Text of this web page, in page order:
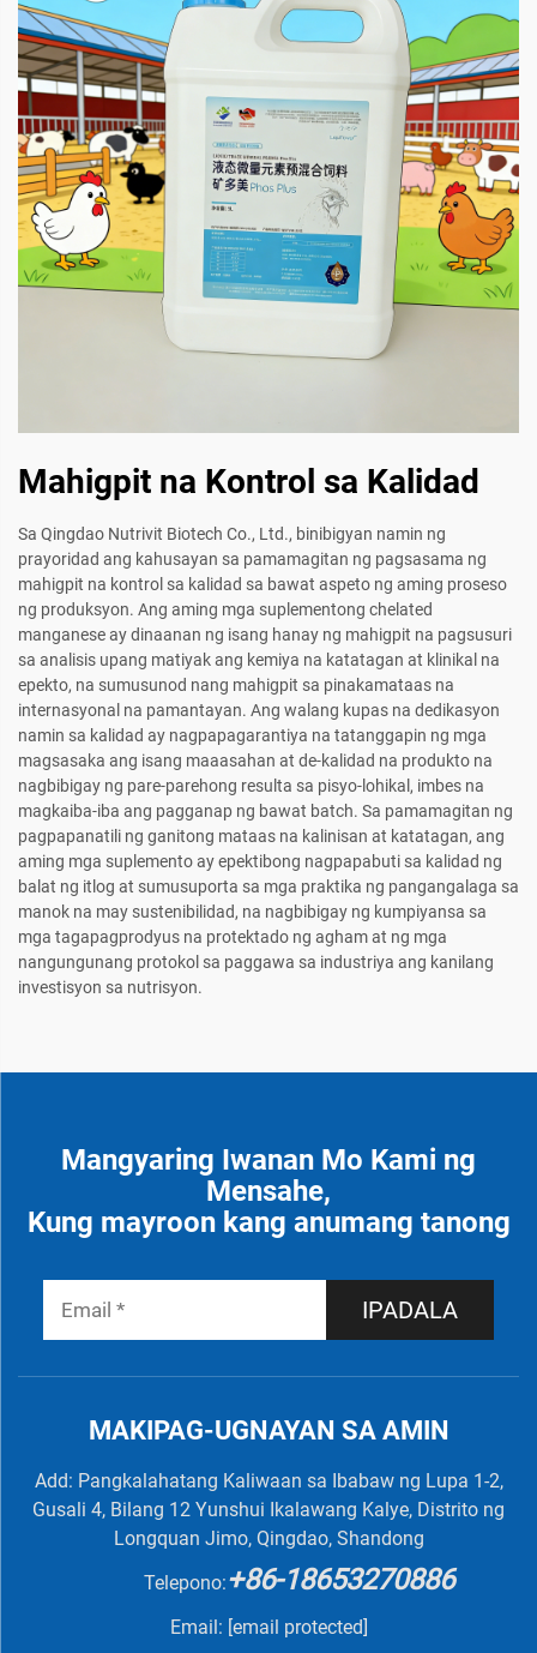
Mahigpit na Kontrol sa Kalidad
Sa Qingdao Nutrivit Biotech Co., Ltd., binibigyan namin ng
prayoridad ang kahusayan sa pamamagitan ng pagsasama ng
mahigpit na kontrol sa kalidad sa bawat aspeto ng aming proseso
ng produksyon. Ang aming mga suplementong chelated
manganese ay dinaanan ng isang hanay ng mahigpit na pagsusuri
sa analisis upang matiyak ang kemiya na katatagan at klinikal na
epekto, na sumusunod nang mahigpit sa pinakamataas na
internasyonal na pamantayan. Ang walang kupas na dedikasyon
namin sa kalidad ay nagpapagarantiya na tatanggapin ng mga
magsasaka ang isang maaasahan at de-kalidad na produkto na
nagbibigay ng pare-parehong resulta sa pisyo-lohikal, imbes na
magkaiba-iba ang pagganap ng bawat batch. Sa pamamagitan ng
pagpapanatili ng ganitong mataas na kalinisan at katatagan, ang
aming mga suplemento ay epektibong nagpapabuti sa kalidad ng
balat ng itlog at sumusuporta sa mga praktika ng pangangalaga sa
manok na may sustenibilidad, na nagbibigay ng kumpiyansa sa
mga tagapagprodyus na protektado ng agham at ng mga
nangungunang protokol sa paggawa sa industriya ang kanilang
investisyon sa nutrisyon.
Mangyaring Iwanan Mo Kami ng
Mensahe,
Kung mayroon kang anumang tanong
IPADALA
MAKIPAG-UGNAYAN SA AMIN
Add: Pangkalahatang Kaliwaan sa Ibabaw ng Lupa 1-2,
Gusali 4, Bilang 12 Yunshui Ikalawang Kalye, Distrito ng
Longquan Jimo, Qingdao, Shandong
Telepono:+86-18653270886
Email: [email protected]